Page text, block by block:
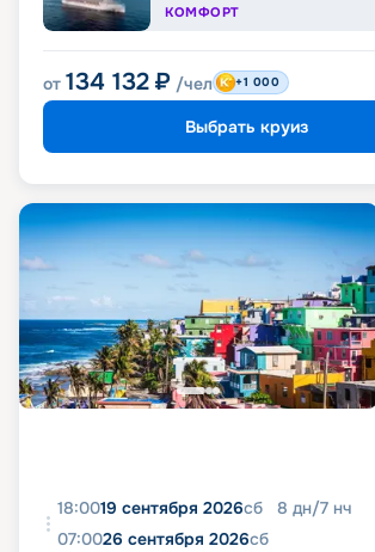
КОМФОРТ
от 134 132 ₽ /чел +1 000
Выбрать круиз
18:0019 сентября 2026сб 8 дн/7 нч
07:0026 сентября 2026сб